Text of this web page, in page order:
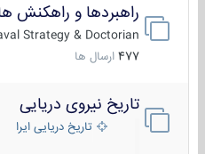
راهبردها و راهکنش
Strategy & Doctorian
477 ارسال ها
تاریخ نیروی دریایی
تاریخ دریایی ایران